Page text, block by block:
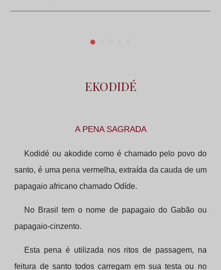
EKODIDÉ
A PENA SAGRADA
Kodidé ou akodide como é chamado pelo povo do
santo, é uma pena vermelha, extraída da cauda de um
papagaio africano chamado Odíde.
No Brasil tem o nome de papagaio do Gabão ou
papagaio-cinzento.
Esta pena é utilizada nos ritos de passagem, na
feitura de santo todos carregam em sua testa ou no